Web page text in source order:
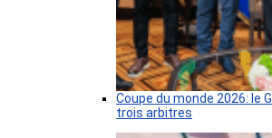
Coupe du monde 2026: le
trois arbitres